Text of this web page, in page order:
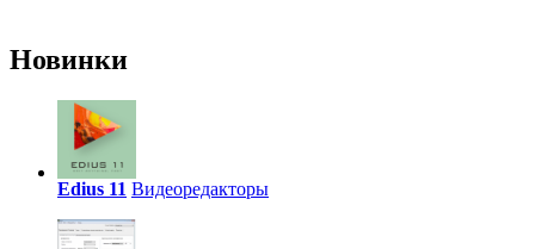
Новинки
Edius 11 Видеоредакторы